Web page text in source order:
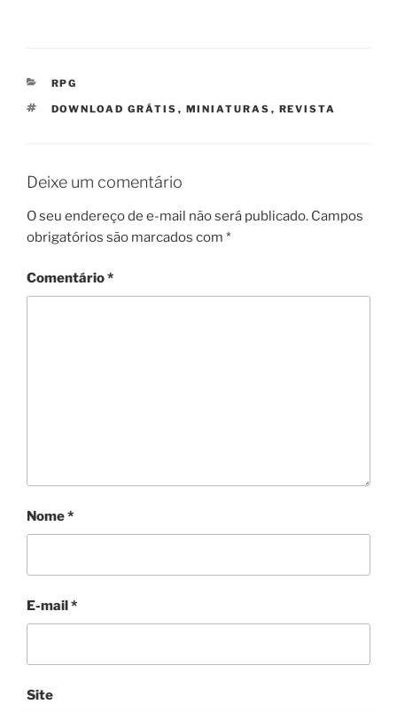
CATEGORIAS
RPG
TAGS
DOWNLOAD GRÁTIS , MINIATURAS , REVISTA
Deixe um comentário
O seu endereço de e-mail não será publicado. Campos
obrigatórios são marcados com *
Comentário*
Nome*
E-mail*
Site